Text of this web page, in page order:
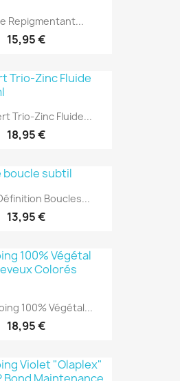
Repigmentant...
15,95 €
Trio-Zinc Fluide...
18,95 €
Boucles...
13,95 €
100% Végétal...
18,95 €